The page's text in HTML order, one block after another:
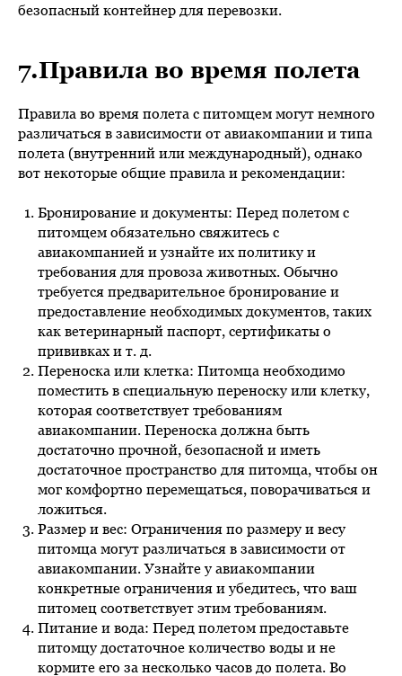
безопасный контейнер для перевозки.
7.Правила во время полета
Правила во время полета с питомцем могут немного
различаться в зависимости от авиакомпании и типа
полета (внутренний или международный), однако
вот некоторые общие правила и рекомендации:
Бронирование и документы: Перед полетом с
питомцем обязательно свяжитесь с
авиакомпанией и узнайте их политику и
требования для провоза животных. Обычно
требуется предварительное бронирование и
предоставление необходимых документов, таких
как ветеринарный паспорт, сертификаты о
прививках и т. д.
Переноска или клетка: Питомца необходимо
поместить в специальную переноску или клетку,
которая соответствует требованиям
авиакомпании. Переноска должна быть
достаточно прочной, безопасной и иметь
достаточное пространство для питомца, чтобы он
мог комфортно перемещаться, поворачиваться и
ложиться.
Размер и вес: Ограничения по размеру и весу
питомца могут различаться в зависимости от
авиакомпании. Узнайте у авиакомпании
конкретные ограничения и убедитесь, что ваш
питомец соответствует этим требованиям.
Питание и вода: Перед полетом предоставьте
питомцу достаточное количество воды и не
кормите его за несколько часов до полета. Во